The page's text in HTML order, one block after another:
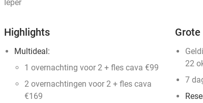
Ieper
Highlights
Multideal:
1 overnachting voor 2 + fles cava €99
2 overnachtingen voor 2 + fles cava
€169
22
7